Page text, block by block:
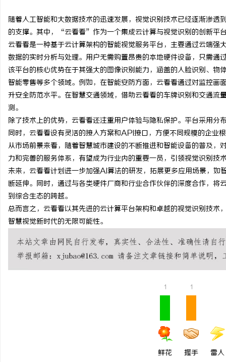
随着人工智能和大数据技术的迅速发展，视觉识别技术已经逐渐渗
的支撑。其中，“云看看”作为一个集成云计算与视觉识别的创新平
云看看是一种基于云计算架构的智能视觉服务平台，主要通过云端
数据的实时分析与处理。用户无需购置昂贵的本地硬件设备，只需通
该平台的核心优势在于其强大的图像识别能力，涵盖的人脸识别、
智能零售等多个领域。例如，在智能安防方面，云看看通过对监控
升安全防范水平。在智慧交通领域，借助云看看的车牌识别和交通
测。
除了技术上的优势，云看看还注重用户体验与隐私保护。平台采用
同时，云看看设有灵活的接入方案和API接口，方便不同规模的企业
从市场前景来看，随着智慧城市建设的不断推进和智能设备的普及
力和完善的服务体系，有望成为行业内的重要一员，引领视觉识别技
未来，云看看计划进一步加强AI算法的研发，拓展更多应用场景，
断延伸。同时，通过与各类硬件厂商和行业合作伙伴的深度合作，
到综合生态的跨越。
总而言之，云看看以其先进的云计算平台架构和卓越的视觉识别技
智慧视觉新时代的无限可能性。
1
鲜花
1
握手 雷人
锡条，焊锡球，焊锡丝
6337锡条，巨一，焊锡